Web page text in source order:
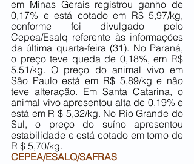
em Minas Gerais registrou ganho de
0,17% e está cotado em R$ 5,97/kg,
conforme foi divulgado pelo
Cepea/Esalq referente às informações
da última quarta-feira (31). No Paraná,
o preço teve queda de 0,18%, em R$
5,51/kg. O preço do animal vivo em
São Paulo está em R$ 5,89/kg e não
teve alteração. Em Santa Catarina, o
animal vivo apresentou alta de 0,19% e
está em R $ 5,32/kg. No Rio Grande do
Sul, o preço do suíno apresentou
estabilidade e está cotado em torno de
R $ 5,70/kg.
CEPEA/ESALQ/SAFRAS